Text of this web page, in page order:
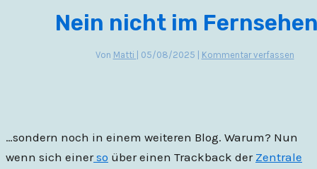
Nein nicht im
Von Matti | 05/08/2025 | Kommentar verfassen
…sondern noch in einem weiteren Blog. Warum? Nun
wenn sich einerso über einen Trackback der Zentrale